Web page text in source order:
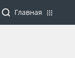
Главная